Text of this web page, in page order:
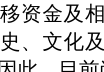
资金及
、文化